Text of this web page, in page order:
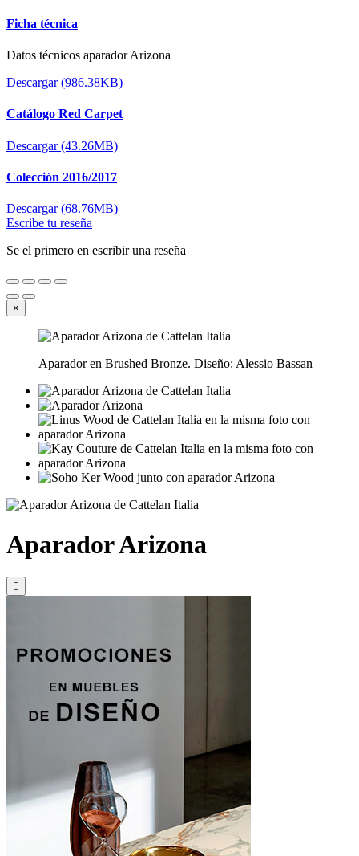
Ficha técnica
Datos técnicos aparador Arizona
Descargar (986.38KB)
Catálogo Red Carpet
Descargar (43.26MB)
Colección 2016/2017
Descargar (68.76MB)
Escribe tu reseña
Se el primero en escribir una reseña
×
Aparador en Brushed Bronze. Diseño: Alessio Bassan
Aparador Arizona
